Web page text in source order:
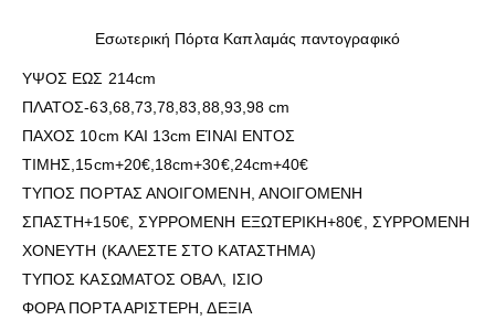
Εσωτερική Πόρτα Καπλαμάς παντογραφικό
ΥΨΟΣ ΕΩΣ 214cm
ΠΛΑΤΟΣ-63,68,73,78,83,88,93,98 cm
ΠΑΧΟΣ 10cm ΚΑΙ 13cm ΕΊΝΑΙ ΕΝΤΟΣ
ΤΙΜΗΣ,15cm+20€,18cm+30€,24cm+40€
ΤΥΠΟΣ ΠΟΡΤΑΣ ΑΝΟΙΓΟΜΕΝΗ, ΑΝΟΙΓΟΜΕΝΗ
ΣΠΑΣΤΗ+150€, ΣΥΡΡΟΜΕΝΗ ΕΞΩΤΕΡΙΚΗ+80€, ΣΥΡΡΟΜΕΝΗ
ΧΟΝΕΥΤΗ (ΚΑΛΕΣΤΕ ΣΤΟ ΚΑΤΑΣΤΗΜΑ)
ΤΥΠΟΣ ΚΑΣΩΜΑΤΟΣ ΟΒΑΛ, ΙΣΙΟ
ΦΟΡΑ ΠΟΡΤΑ ΑΡΙΣΤΕΡΗ, ΔΕΞΙΑ